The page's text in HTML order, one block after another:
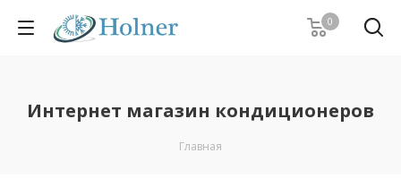
0
Интернет магазин кондиционеров
Главная